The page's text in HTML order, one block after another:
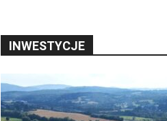
INWESTYCJE